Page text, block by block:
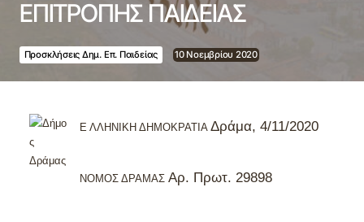
ΕΠΙΤΡΟΠΗΣ ΠΑΙΔΕΙΑΣ
Προσκλήσεις Δημ. Επ. Παιδείας 10 Νοεμβρίου 2020
Ε ΛΛΗΝΙΚΗ ΔΗΜΟΚΡΑΤΙΑ Δράμα, 4/11/2020
ΝΟΜΟΣ ΔΡΑΜΑΣ Αρ. Πρωτ. 29898